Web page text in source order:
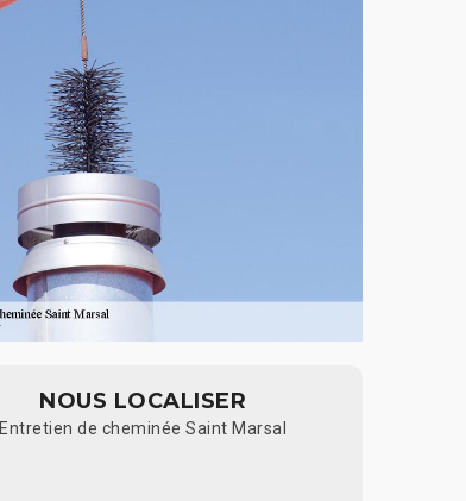
NOUS LOCALISER
Entretien de cheminée Saint Marsal